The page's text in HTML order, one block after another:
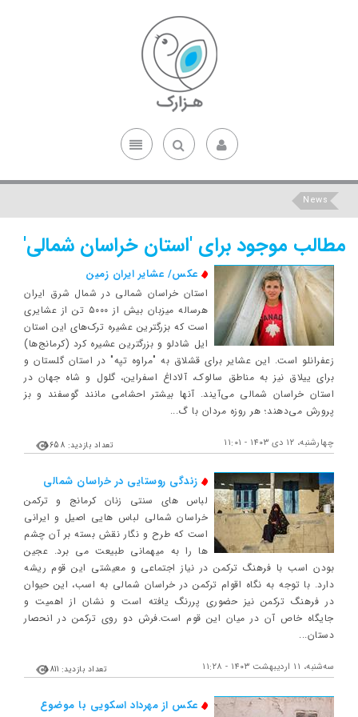
News
مطالب موجود برای 'استان خراسان شمالی'
عکس/ عشایر ایران زمین
استان خراسان شمالی در شمال شرق ایران
هرساله میزبان بیش از ۵۰۰۰ تن از عشایری
است که بزرگترین عشیره ترک‌های این استان
ایل شادلو و بزرگترین عشیره کرد (کرمانج‌ها)
زعفرانلو است. این عشایر برای قشلاق به "مراوه تپه" در استان گلستان و
برای ییلاق نیز به مناطق سالوک، آلاداغ اسفراین، گلول و شاه جهان در
استان خراسان شمالی می‌آیند. آنها بیشتر احشامی مانند گوسفند و بز
پرورش می‌دهند؛ هر روزه مردان با گ...
چهارشنبه، ۱۲ دی ۱۴۰۳ - ۱۱:۰۱ تعداد بازدید: 5658
زندگی روستایی در خراسان شمالی
لباس های سنتی زنان کرمانج و ترکمن
خراسان شمالی لباس هایی اصیل و ایرانی
است که طرح و نگار نقش بسته بر آن چشم
ها را به میهمانی طبیعت می برد. عجین
بودن اسب با فرهنگ ترکمن در نیاز اجتماعی و معیشتی این قوم ریشه
دارد. با توجه به نگاه اقوام ترکمن در خراسان شمالی به اسب، این حیوان
در فرهنگ ترکمن نیز حضوری پررنگ یافته است و نشان از اهمیت و
جایگاه خاص آن در میان این قوم است.فرش دو روی ترکمن در انحصار
دستان...
ﺳﻪشنبه، ۱۱ اردیبهشت ۱۴۰۳ - ۱۱:۲۸ تعداد بازدید: 5811
عکس از مهرداد اسکویی با موضوع